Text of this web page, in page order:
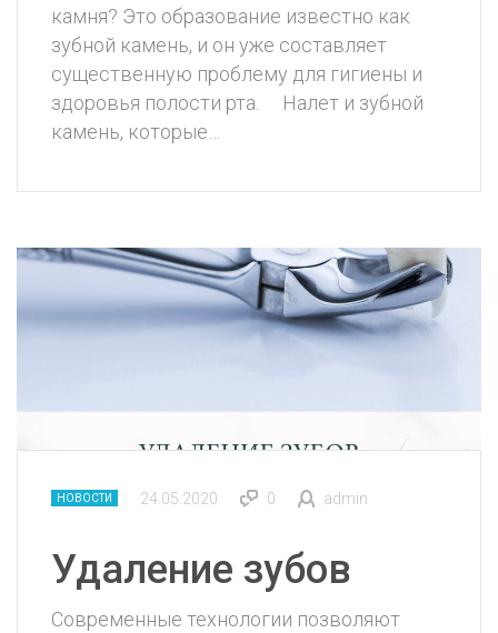
камня? Это образование известно как
зубной камень, и он уже составляет
существенную проблему для гигиены и
здоровья полости рта. ⠀ Налет и зубной
камень, которые…
НОВОСТИ 24.05.2020 0 admin
Удаление зубов
Современные технологии позволяют